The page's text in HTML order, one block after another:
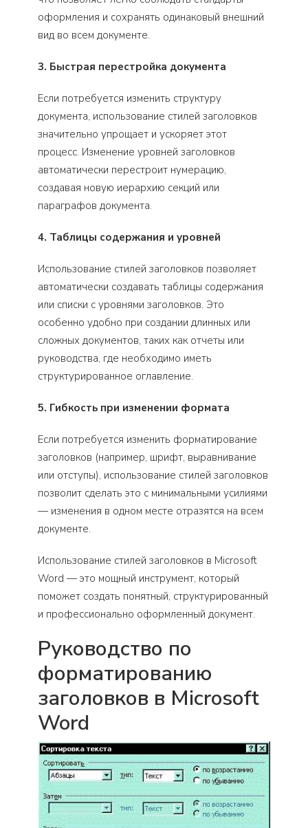
оформления и сохранять одинаковый внешний
вид во всем документе.
3. Быстрая перестройка документа
Если потребуется изменить структуру
документа, использование стилей заголовков
значительно упрощает и ускоряет этот
процесс. Изменение уровней заголовков
автоматически перестроит нумерацию,
создавая новую иерархию секций или
параграфов документа.
4. Таблицы содержания и уровней
Использование стилей заголовков позволяет
автоматически создавать таблицы содержания
или списки с уровнями заголовков. Это
особенно удобно при создании длинных или
сложных документов, таких как отчеты или
руководства, где необходимо иметь
структурированное оглавление.
5. Гибкость при изменении формата
Если потребуется изменить форматирование
заголовков (например, шрифт, выравнивание
или отступы), использование стилей заголовков
позволит сделать это с минимальными усилиями
— изменения в одном месте отразятся на всем
документе.
Использование стилей заголовков в Microsoft
Word — это мощный инструмент, который
поможет создать понятный, структурированный
и профессионально оформленный документ.
Руководство по
форматированию
заголовков в Microsoft
Word